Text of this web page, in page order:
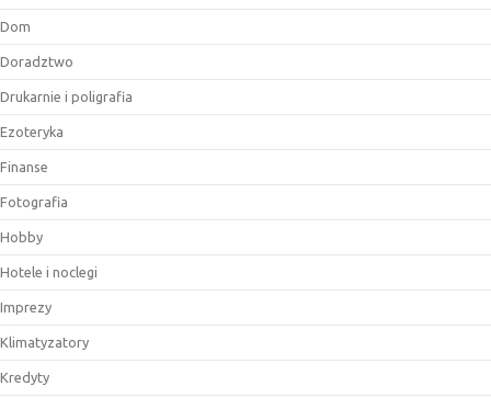
Dom
Doradztwo
Drukarnie i poligrafia
Ezoteryka
Finanse
Fotografia
Hobby
Hotele i noclegi
Imprezy
Klimatyzatory
Kredyty